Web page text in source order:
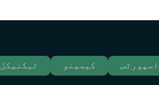
اسپورٹس کیسینو ٹیکنیکل